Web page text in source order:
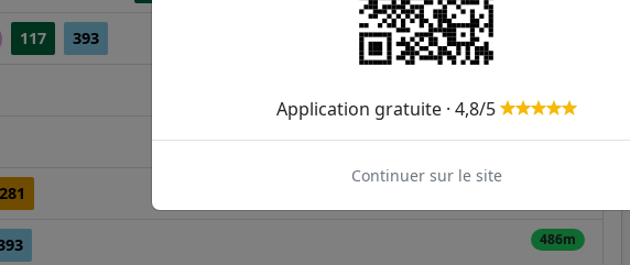
117 393
432m
281
486m
Application gratuite · 4,8/5
Continuer sur le site